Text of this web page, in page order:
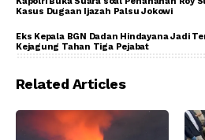
Kasus Dugaan Ijazah Palsu Jokowi
Eks Kepala BGN Dadan Hindayana Jadi
Kejagung Tahan Tiga Pejabat
Related Articles